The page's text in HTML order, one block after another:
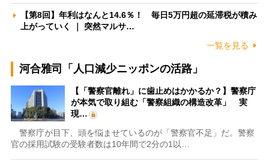
【第8回】年利はなんと14.6％！ 毎日5万円超の延滞税が積み
上がっていく ｜ 突然マルサ…
一覧を見る
河合雅司「人口減少ニッポンの活路」
【「警察官離れ」に歯止めはかかるか？】警察庁
が本気で取り組む「警察組織の構造改革」 実
現…
警察庁が目下、頭を悩ませているのが「警察官不足」だ。警察
官の採用試験の受験者数は10年間で2分の1以…